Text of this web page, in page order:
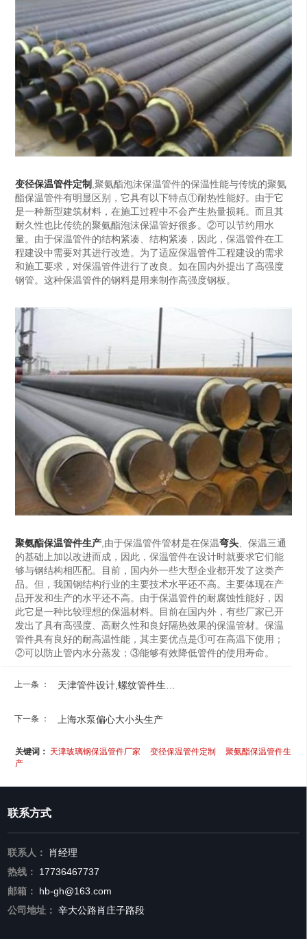
变径保温管件定制 ,聚氨酯泡沫保温管件的保温性能与传统的聚氨
酯保温管件有明显区别，它具有以下特点①耐热性能好。由于它
是一种新型建筑材料，在施工过程中不会产生热量损耗。而且其
耐久性也比传统的聚氨酯泡沫保温管好很多。②可以节约用水
量。由于保温管件的结构紧凑、结构紧凑，因此，保温管件在工
程建设中需要对其进行改造。为了适应保温管件工程建设的需求
和施工要求，对保温管件进行了改良。如在国内外提出了高强度
钢管。这种保温管件的钢料是用来制作高强度钢板。
聚氨酯保温管件生产,由于保温管件管材是在保温弯头、保温三通
的基础上加以改进而成，因此，保温管件在设计时就要求它们能
够与钢结构相匹配。目前，国内外一些大型企业都开发了这类产
品。但，我国钢结构行业的主要技术水平还不高。主要体现在产
品开发和生产的水平还不高。由于保温管件的耐腐蚀性能好，因
此它是一种比较理想的保温材料。目前在国内外，有些厂家已开
发出了具有高强度、高耐久性和良好隔热效果的保温管材。保温
管件具有良好的耐高温性能，其主要优点是①可在高温下使用；
②可以防止管内水分蒸发；③能够有效降低管件的使用寿命。
上一条 ： 天津管件设计,螺纹管件生产厂家
下一条 ： 上海水泵偏心大小头生产
关键词： 天津玻璃钢保温管件厂家 变径保温管件定制
聚氨酯保温管件生
产
联系方式
联系人：
肖经理
热线：
17736467737
邮箱：
hb-gh@163.com
公司地址： 辛大公路肖庄子路段